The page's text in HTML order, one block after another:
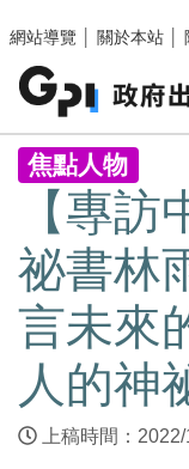
網站導覽
關於本站
:::
焦點人物
【專
祕書林
言未來
人的神
上稿時間：